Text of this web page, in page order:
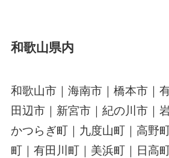
和歌山県内
和歌山市｜海南市｜橋本市｜
田辺市｜新宮市｜紀の川市｜
かつらぎ町｜九度山町｜高野
町｜有田川町｜美浜町｜日高